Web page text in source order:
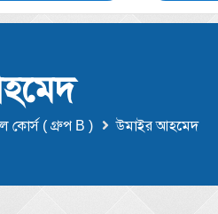
কোর্স ( গ্রুপ B ) উমাইর আহমেদ